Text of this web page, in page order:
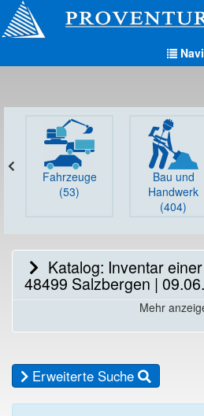
Fahrzeuge
(53)
Bau und
Handwerk
(404)
Katalog: Inventar
48499 Salzbergen |
Mehr
Erweiterte Suche